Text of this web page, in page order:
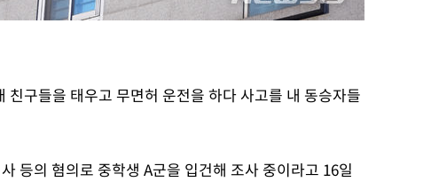
은 중
서 두차
후 발
구들을 태우고 무면허 운전을 하다 사고를 내 동승자들
등의 혐의로 중학생 A군을 입건해 조사 중이라고 16일